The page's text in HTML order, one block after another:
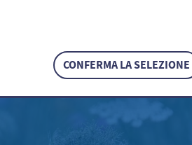
CONFERMA LA SELEZIONE